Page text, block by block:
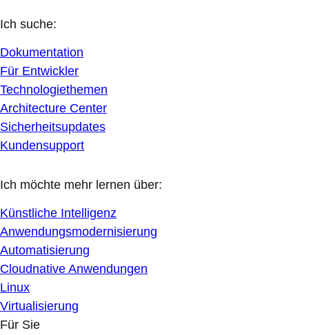
Ich suche:
Dokumentation
Für Entwickler
Technologiethemen
Architecture Center
Sicherheitsupdates
Kundensupport
Ich möchte mehr lernen über:
Künstliche Intelligenz
Anwendungsmodernisierung
Automatisierung
Cloudnative Anwendungen
Linux
Virtualisierung
Für Sie